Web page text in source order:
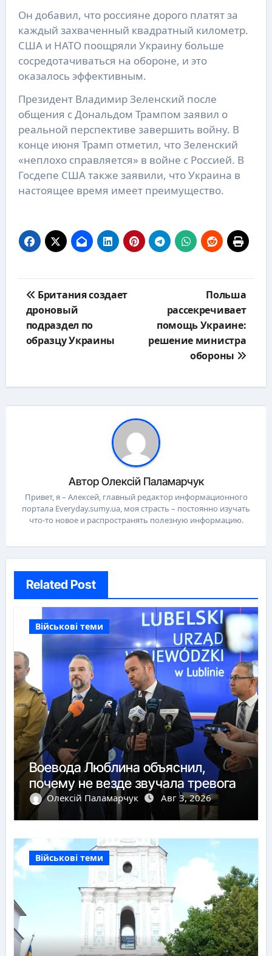
Он добавил, что россияне дорого платят за
каждый захваченный квадратный километр.
США и НАТО поощряли Украину больше
сосредотачиваться на обороне, и это
оказалось эффективным.
Президент Владимир Зеленский после
общения с Дональдом Трампом заявил о
реальной перспективе завершить войну. В
конце июня Трамп отметил, что Зеленский
«неплохо справляется» в войне с Россией. В
Госдепе США также заявили, что Украина в
настоящее время имеет преимущество.
по
записям
Британия создает
дроновый
подраздел по
образцу Украины
Польша
рассекречивает
помощь Украине:
решение министра
обороны
АвторОлексій Паламарчук
Привет, я – Алексей, главный редактор информационного
портала Everyday.sumy.ua, моя страсть – постоянно изучать
что-то новое и распространять полезную информацию.
Related Post
Військові теми
Воевода Люблина объяснил,
почему не везде звучала тревога
Олексій Паламарчук Авг 3, 2026
Військові теми